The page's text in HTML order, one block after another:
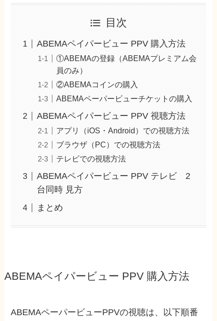
目次
ABEMAペイパービュー PPV 購入方法
①ABEMAの登録（ABEMAプレミアム会
員のみ）
②ABEMAコインの購入
ABEMAペーパービューチケットの購入
ABEMAペイパービュー PPV 視聴方法
アプリ（iOS・Android）での視聴方法
ブラウザ（PC）での視聴方法
テレビでの視聴方法
ABEMAペイパービュー PPV テレビ 2
台同時 見方
まとめ
ABEMAペイパービュー PPV 購入方法
ABEMAペーパービューPPVの視聴は、以下順番